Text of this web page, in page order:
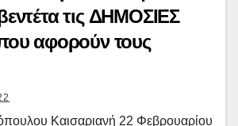
τις ΔΗΜΟΣΙΕΣ
αφορούν τους
Καισαριανή 22 Φεβρουαρίου